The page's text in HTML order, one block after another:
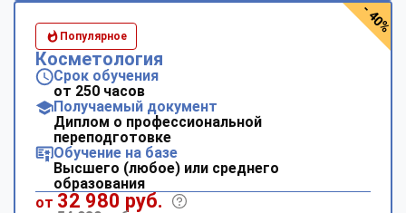
Популярное
Косметология
Срок обучения
от 250 часов
Получаемый документ
Диплом о профессиональной
переподготовке
Обучение на базе
Высшего (любое) или среднего
образования
от 32 980 руб.
- 40%